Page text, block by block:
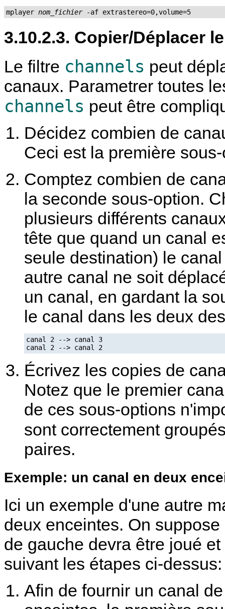
mplayer nom_fichier -af extrastereo=0,volume=5
3.10.2.3. Copier/Déplacer
Le filtre channels peut
canaux. Parametrer toutes
channels peut être
Décidez combien de
Ceci est la première
Comptez combien de
la seconde sous-option.
plusieurs différents
tête que quand un canal
seule destination) le
autre canal ne soit
un canal, en gardant la
le canal dans les deux
canal 2 --> canal 3
Écrivez les copies de
Notez que le premier
de ces sous-options
sont correctement
paires.
Exemple: un canal en deux
Ici un exemple d'une autre
deux enceintes. On
de gauche devra être joué
suivant les étapes ci-dessus:
Afin de fournir un canal